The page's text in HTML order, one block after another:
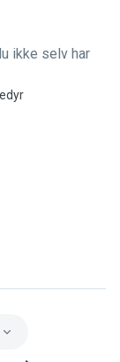
ikke selv har